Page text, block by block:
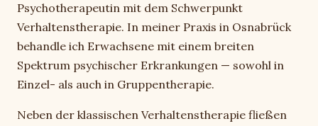
Psychotherapeutin mit dem Schwerpunkt
Verhaltenstherapie. In meiner Praxis in Osnabrück
behandle ich Erwachsene mit einem breiten
Spektrum psychischer Erkrankungen — sowohl in
Einzel- als auch in Gruppentherapie.
Neben der klassischen Verhaltenstherapie fließen